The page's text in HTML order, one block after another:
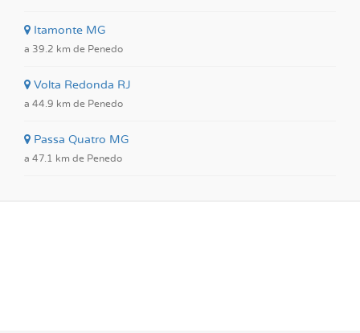
Itamonte MG
a 39.2 km de Penedo
Volta Redonda RJ
a 44.9 km de Penedo
Passa Quatro MG
a 47.1 km de Penedo